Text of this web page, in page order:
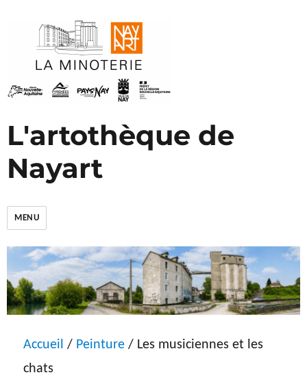
L'artothèque de
Nayart
MENU
Accueil / Peinture / Les musiciennes et les
chats